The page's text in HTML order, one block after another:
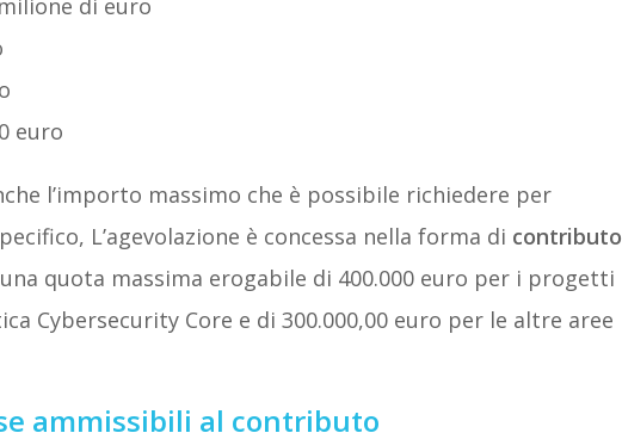
di euro
euro
l’importo massimo che è possibile richiedere per
L’agevolazione è concessa nella forma di contributo
quota massima erogabile di 400.000 euro per i progetti
Cybersecurity Core e di 300.000,00 euro per le altre aree
ammissibili al contributo